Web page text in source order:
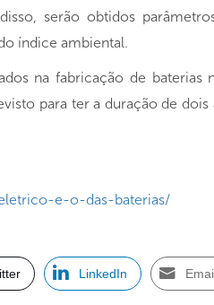
serão obtidos
índice ambiental.
na fabricação de baterias
para ter a duração de
e-o-das-baterias/
LinkedIn